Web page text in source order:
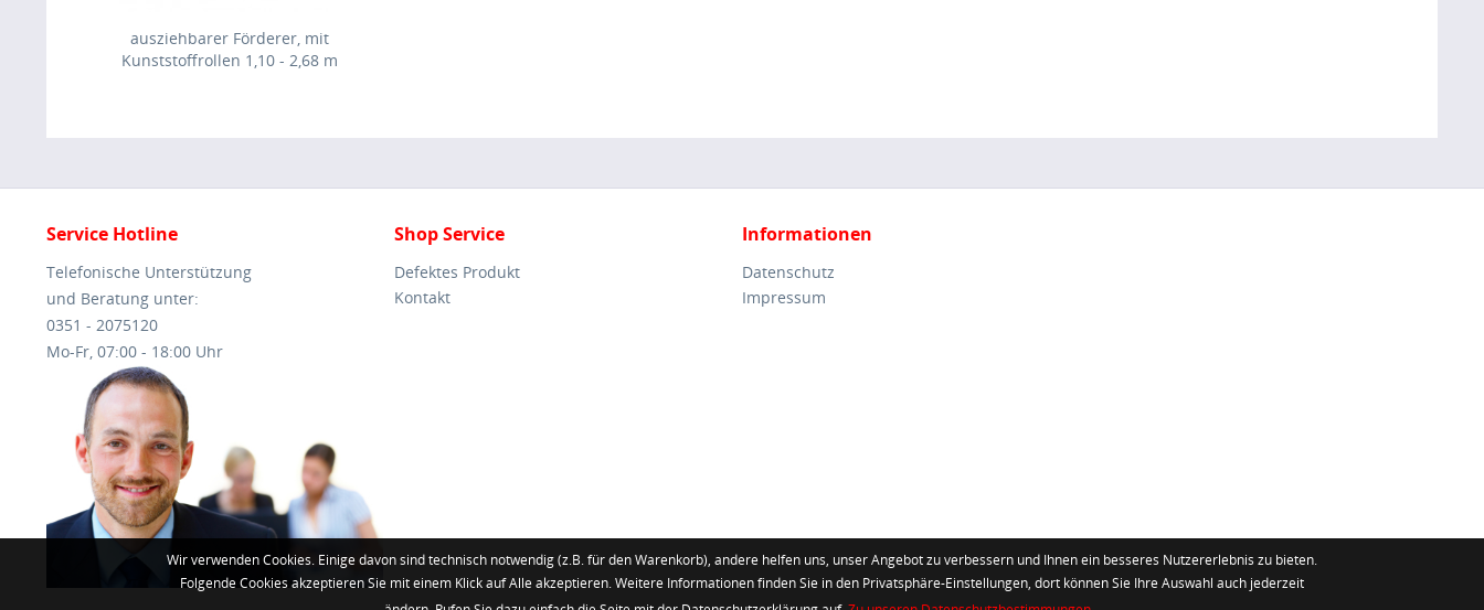
ausziehbarer Förderer, mit
Kunststoffrollen 1,10 - 2,68 m
Service Hotline
Telefonische Unterstützung
und Beratung unter:
0351 - 2075120
Mo-Fr, 07:00 - 18:00 Uhr
Shop Service
Defektes Produkt
Kontakt
Informationen
Datenschutz
Impressum
Wir verwenden Cookies. Einige davon sind technisch notwendig (z.B. für den Warenkorb), andere helfen uns, unser Angebot zu verbessern und Ihnen ein besseres Nutzererlebnis zu bieten.
Folgende Cookies akzeptieren Sie mit einem Klick auf Alle akzeptieren. Weitere Informationen finden Sie in den Privatsphäre-Einstellungen, dort können Sie Ihre Auswahl auch jederzeit